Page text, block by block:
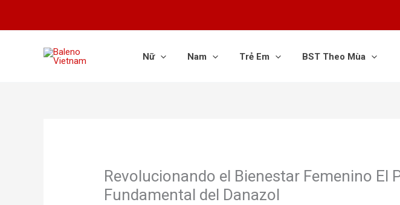
Nữ Nam Trẻ Em BST Theo Mùa
Revolucionando el Bienestar Femenino El
Fundamental del Danazol